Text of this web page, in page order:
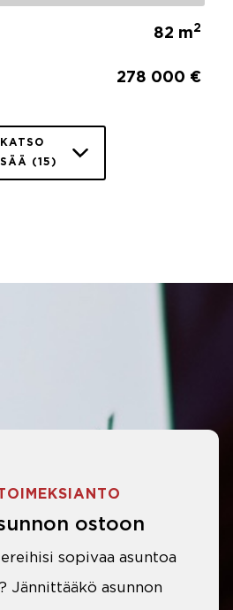
82 m2
278 000 €
KATSO
(15)
ostoon
sopivaa asuntoa
Jännittääkö asunnon